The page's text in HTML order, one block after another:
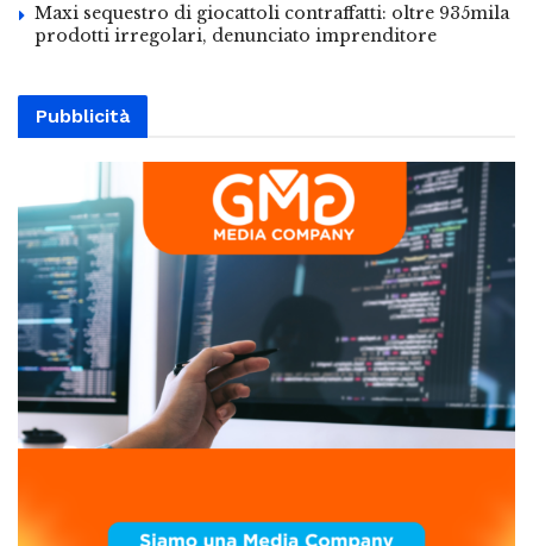
Maxi sequestro di giocattoli contraffatti: oltre 935mila
prodotti irregolari, denunciato imprenditore
Pubblicità